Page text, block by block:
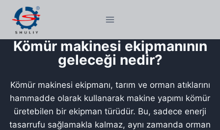
content
Kömür makinesi ekipmanının
geleceği nedir?
Kömür makinesi ekipmanı, tarım ve orman atıklarını
hammadde olarak kullanarak makine yapımı kömür
üretebilen bir ekipman türüdür. Bu, sadece enerji
tasarrufu sağlamakla kalmaz, aynı zamanda orman